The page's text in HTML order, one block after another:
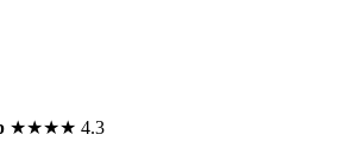
★★★★ 4.3